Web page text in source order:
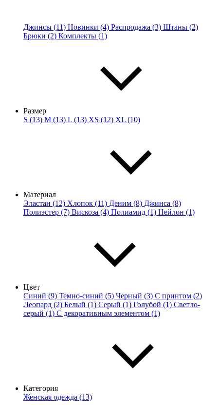
Джинсы (11) Новинки (4) Распродажа (3) Штаны (2)
Брюки (2) Комплекты (1)
Размер
S (13) M (13) L (13) XS (12) XL (10)
Материал
Эластан (12) Хлопок (11) Деним (8) Джинса (8)
Полиэстер (7) Вискоза (4) Полиамид (1) Нейлон (1)
Цвет
Синий (9) Темно-синий (5) Черный (3) С принтом (2)
Леопард (2) Белый (1) Серый (1) Голубой (1) Светло-
серый (1) С декоративным элементом (1)
Категория
Женская одежда (13)